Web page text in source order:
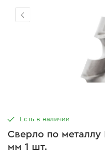
Сверло по металлу
мм 1 шт.
Есть в наличии